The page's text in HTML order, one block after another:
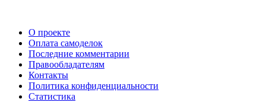
О проекте
Оплата самоделок
Последние комментарии
Правообладателям
Контакты
Политика конфиденциальности
Статистика